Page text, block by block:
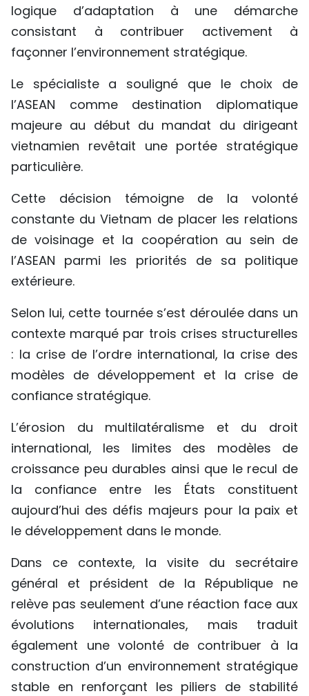
logique d’adaptation à une démarche
consistant à contribuer activement à
façonner l’environnement stratégique.
Le spécialiste a souligné que le choix de
l’ASEAN comme destination diplomatique
majeure au début du mandat du dirigeant
vietnamien revêtait une portée stratégique
particulière.
Cette décision témoigne de la volonté
constante du Vietnam de placer les relations
de voisinage et la coopération au sein de
l’ASEAN parmi les priorités de sa politique
extérieure.
Selon lui, cette tournée s’est déroulée dans un
contexte marqué par trois crises structurelles
: la crise de l’ordre international, la crise des
modèles de développement et la crise de
confiance stratégique.
L’érosion du multilatéralisme et du droit
international, les limites des modèles de
croissance peu durables ainsi que le recul de
la confiance entre les États constituent
aujourd’hui des défis majeurs pour la paix et
le développement dans le monde.
Dans ce contexte, la visite du secrétaire
général et président de la République ne
relève pas seulement d’une réaction face aux
évolutions internationales, mais traduit
également une volonté de contribuer à la
construction d’un environnement stratégique
stable en renforçant les piliers de stabilité